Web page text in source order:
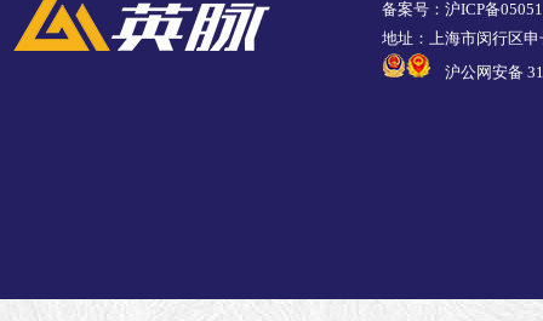
备案号：沪ICP备
地址：上海市闵行区
沪公网安备